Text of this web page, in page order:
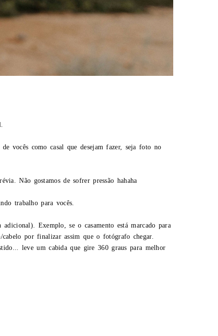
vocês como casal que desejam fazer, seja foto no
Não gostamos de sofrer pressão hahaha
trabalho para vocês.
Exemplo, se o casamento está marcado para
por finalizar assim que o fotógrafo chegar.
leve um cabida que gire 360 graus para melhor